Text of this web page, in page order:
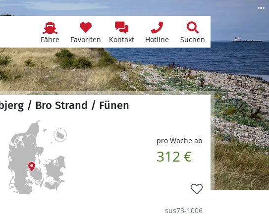
Fähre Favoriten Kontakt Hotline Suchen
/ Bro Strand / Fünen
pro Woche ab
312 €
sus73-1006